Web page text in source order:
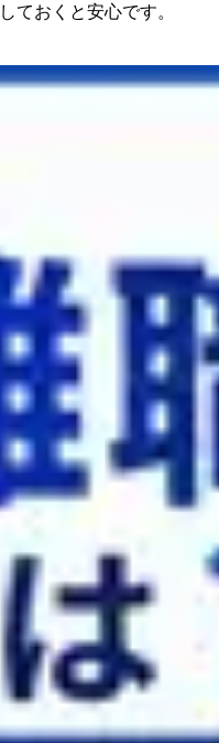
ておくと安心です。